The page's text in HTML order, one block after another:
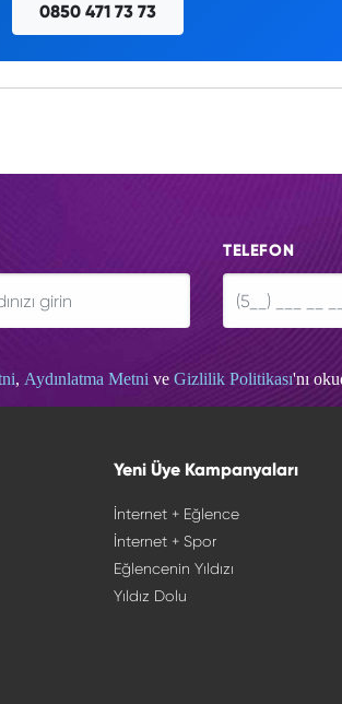
0850 471 73 73
TELEFON
, Aydınlatma Metni ve Gizlilik Politikası'nı
Yeni Üye Kampanyaları
İnternet + Eğlence
İnternet + Spor
Eğlencenin Yıldızı
Yıldız Dolu